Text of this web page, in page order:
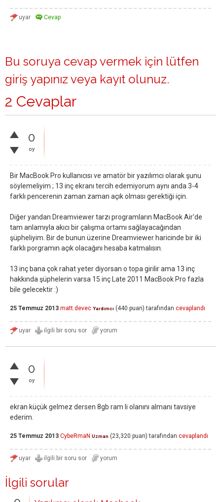
Bu soruya cevap vermek için lütfen
giriş yapınız veya kayıt olunuz.
2 Cevaplar
0
oy
Bir MacBook Pro kullanıcısı ve amatör bir yazılımcı olarak şunu
söylemeliyim ; 13 inç ekranı tercih edemiyorum aynı anda 3-4
farklı pencerenin zaman zaman açık olması gerektiği için.
Diğer yandan Dreamviewer tarzı programların MacBook Air'de
tam anlamıyla akıcı bir çalışma ortamı sağlayacağından
şüpheliyim. Bir de bunun üzerine Dreamviewer haricinde bir iki
farklı porgramın açık olacağını hesaba katmalısın.
13 inç bana çok rahat yeter diyorsan o topa girilir ama 13 inç
hakkında şüphelerin varsa 15 inç Late 2011 MacBook Pro fazla
bile gelecektir :)
25 Temmuz 2013 matt.devec Yardımcı (440 puan) tarafından cevaplandı
0
oy
ekran küçük gelmez dersen 8gb ram li olanını almanı tavsiye
ederim.
25 Temmuz 2013 CybeRmaN Uzman (23,320 puan) tarafından cevaplandı
İlgili sorular